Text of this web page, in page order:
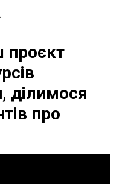
ділимося
про